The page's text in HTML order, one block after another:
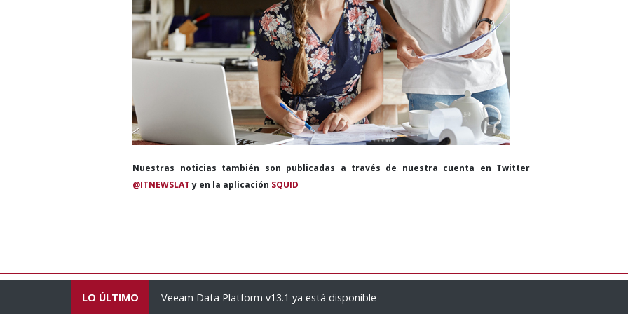
Nuestras noticias también son publicadas a través de nuestra cuenta en Twitter
@ITNEWSLATy en la aplicación SQUID
LO ÚLTIMO
Veeam Data Platform v13.1 ya está disponible Empresas brasileñas envían